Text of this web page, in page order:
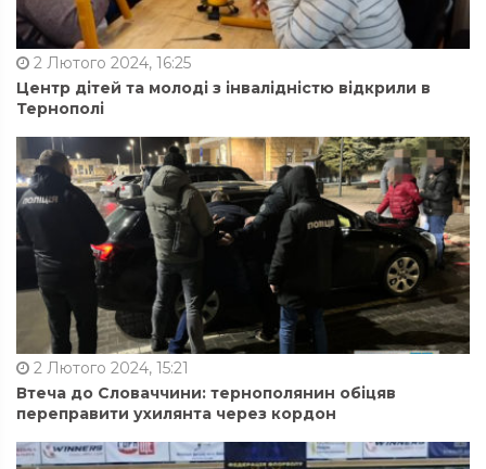
2 Лютого 2024, 16:25
Центр дітей та молоді з інвалідністю відкрили в
Тернополі
2 Лютого 2024, 15:21
Втеча до Словаччини: тернополянин обіцяв
переправити ухилянта через кордон